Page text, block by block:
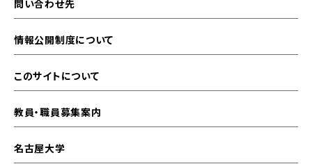
問い合わせ先
情報公開制度について
このサイトについて
教員・職員募集案内
名古屋大学